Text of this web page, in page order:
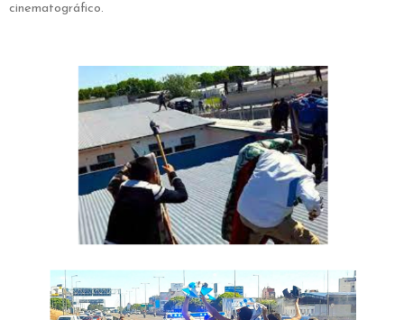
cinematográfico.